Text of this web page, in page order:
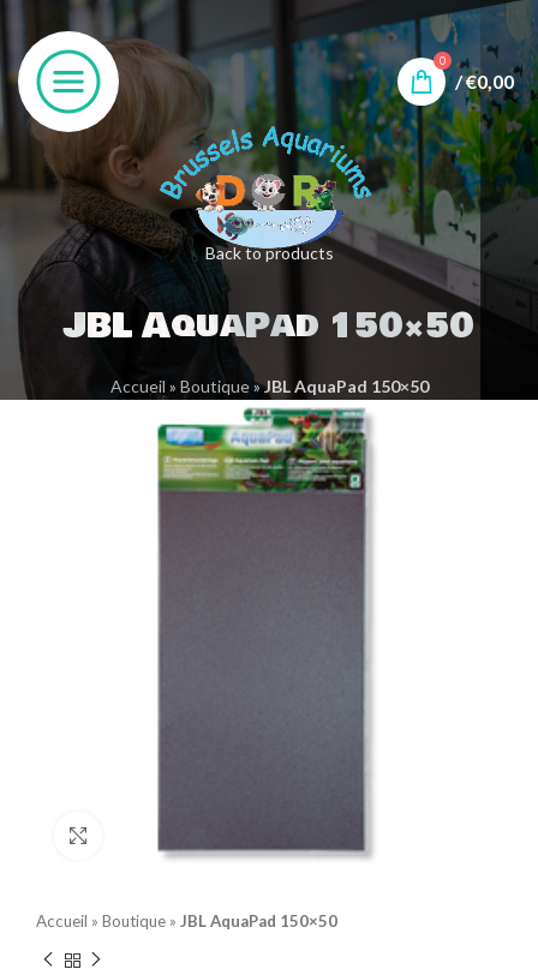
0
/€0,00
Back to products
JBL AquaPad 150×50
Accueil » Boutique»JBL AquaPad 150×50
Accueil » Boutique » JBL AquaPad 150×50